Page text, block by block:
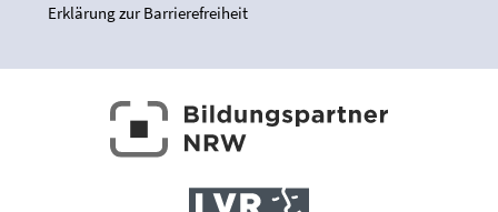
Erklärung zur Barrierefreiheit